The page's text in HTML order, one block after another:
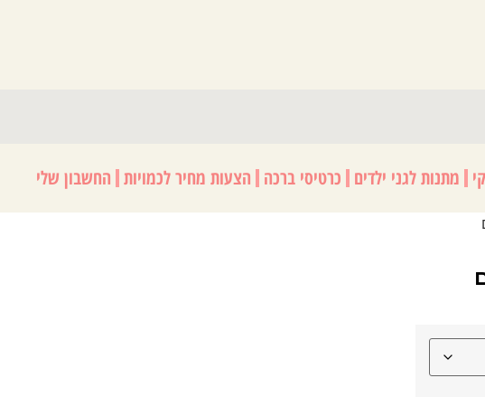
מתנות לגני ילדים כרטיסי ברכה הצעות מחיר לכמויות החשבון שלי